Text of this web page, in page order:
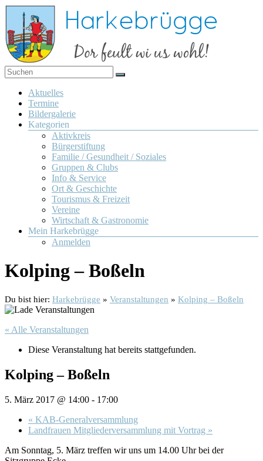
Zum
Inhalt
springen
Harkebrügge
Dor
feult
wi us
wohl!
Menü
Aktuelles
Termine
Bildergalerie
Kategorien
Aktivkreis
Bürgerstiftung
Familie / Gesundheit / Soziales
Gruppen & Clubs
Info & Service
Ort & Geschichte
Tourismus & Freizeit
Vereine
Wirtschaft & Gastronomie
Mein Harkebrügge
Anmelden
Kolping – Boßeln
Du bist hier: Harkebrügge » Veranstaltungen » Kolping – Boßeln
« Alle Veranstaltungen
Diese Veranstaltung hat bereits stattgefunden.
Kolping – Boßeln
5. März 2017 @ 14:00 - 17:00
« KAB-Generalversammlung
Landfrauen Mitgliederversammlung mit Vortrag »
Am Sonntag, 5. März treffen wir uns um 14.00 Uhr bei der